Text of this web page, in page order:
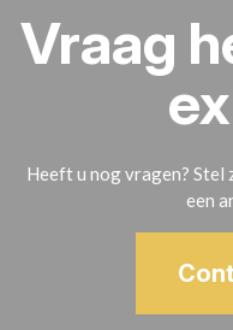
Vraag
Heeft u nog vragen? Stel
een